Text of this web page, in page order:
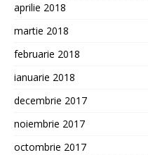
aprilie 2018
martie 2018
februarie 2018
ianuarie 2018
decembrie 2017
noiembrie 2017
octombrie 2017